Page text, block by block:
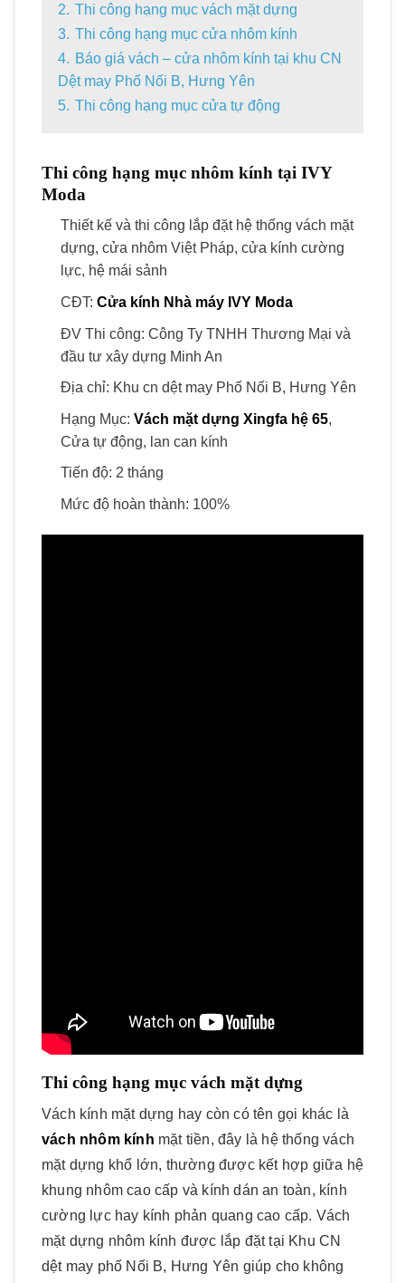
2. Thi công hạng mục vách mặt dựng
3. Thi công hạng mục cửa nhôm kính
4. Báo giá vách – cửa nhôm kính tại khu CN
Dệt may Phố Nối B, Hưng Yên
5. Thi công hạng mục cửa tự động
Thi công hạng mục nhôm kính tại IVY
Moda
Thiết kế và thi công lắp đặt hệ thống vách mặt
dựng, cửa nhôm Việt Pháp, cửa kính cường
lực, hệ mái sảnh
CĐT: Cửa kính Nhà máy IVY Moda
ĐV Thi công: Công Ty TNHH Thương Mại và
đầu tư xây dựng Minh An
Địa chỉ: Khu cn dệt may Phố Nối B, Hưng Yên
Hạng Mục: Vách mặt dựng Xingfa hệ 65,
Cửa tự động, lan can kính
Tiến độ: 2 tháng
Mức độ hoàn thành: 100%
Thi công hạng mục vách mặt dựng
Vách kính mặt dựng hay còn có tên gọi khác là
vách nhôm kính mặt tiền, đây là hệ thống vách
mặt dựng khổ lớn, thường được kết hợp giữa hệ
khung nhôm cao cấp và kính dán an toàn, kính
cường lực hay kính phản quang cao cấp. Vách
mặt dựng nhôm kính được lắp đặt tại Khu CN
dệt may phố Nối B, Hưng Yên giúp cho không